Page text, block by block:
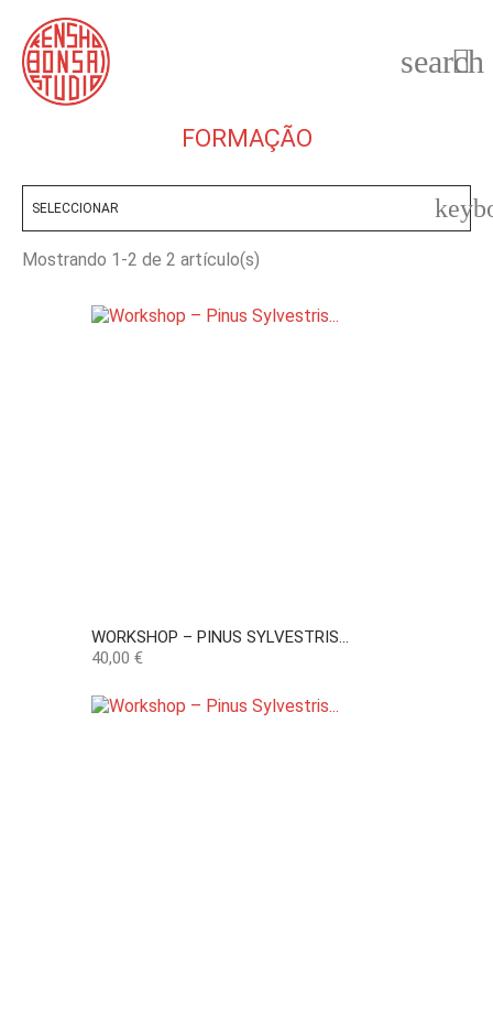

search
FORMAÇÃO
SELECCIONAR
Mostrando 1-2 de 2 artículo(s)
WORKSHOP – PINUS SYLVESTRIS...
Precio
40,00 €